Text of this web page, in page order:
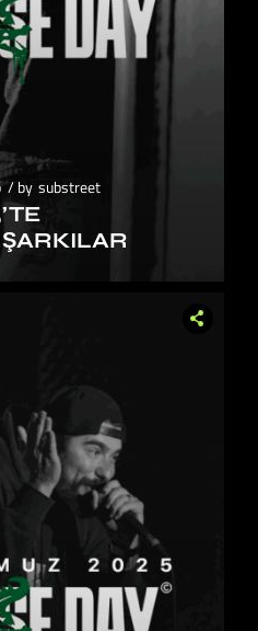
by substreet